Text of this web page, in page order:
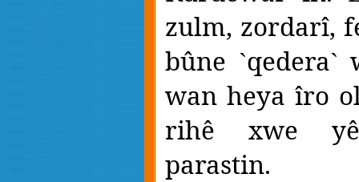
zulm, zordarî,
bûne `qedera`
wan heya îro
rihê xwe yê
parastin.